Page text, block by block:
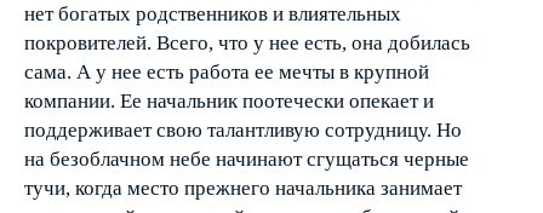
нет богатых родственников и влиятельных
покровителей. Всего, что у нее есть, она добилась
сама. А у нее есть работа ее мечты в крупной
компании. Ее начальник по­отечески опекает и
поддерживает свою талантливую сотрудницу. Но
на безоблачном небе начинают сгущаться черные
тучи, когда место прежнего начальника занимает